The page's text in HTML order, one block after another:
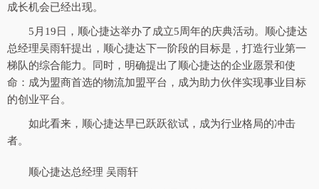
成长机会已经出现。
5月19日，顺心捷达举办了成立5周年的庆典活动。顺心捷达
总经理吴雨轩提出，顺心捷达下一阶段的目标是，打造行业第一
梯队的综合能力。同时，明确提出了顺心捷达的企业愿景和使
命：成为盟商首选的物流加盟平台，成为助力伙伴实现事业目标
的创业平台。
如此看来，顺心捷达早已跃跃欲试，成为行业格局的冲击
者。
顺心捷达总经理 吴雨轩